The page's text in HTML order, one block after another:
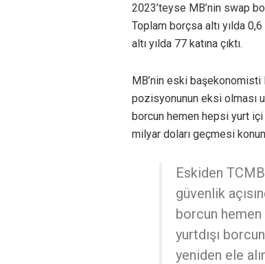
2023’teyse MB’nin swap
Toplam borçsa altı yılda
altı yılda 77 katına çıktı.
MB’nin eski başekonomisti
pozisyonunun eksi olması
borcun hemen hepsi yurt içi
milyar doları geçmesi
Eskiden
güvenlik
borcun hemen
yurtdışı
yeniden ele